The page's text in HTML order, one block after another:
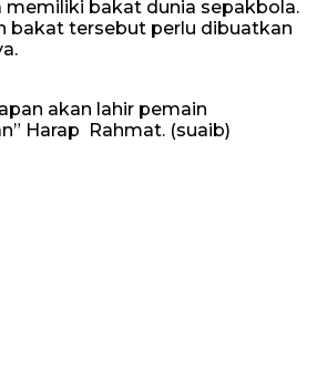
memiliki bakat dunia sepakbola.
bakat tersebut perlu dibuatkan
akan lahir pemain
Harap Rahmat. (suaib)